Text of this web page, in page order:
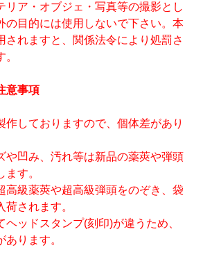
リア・オブジェ・写真等の撮影とし
の目的には使用しないで下さい。本
されますと、関係法令により処罰さ
意事項
作しておりますので、個体差があり
や凹み、汚れ等は新品の薬莢や弾頭
す。
級薬莢や超高級弾頭をのぞき、袋
されます。
ヘッドスタンプ(刻印)が違うため、
ります。